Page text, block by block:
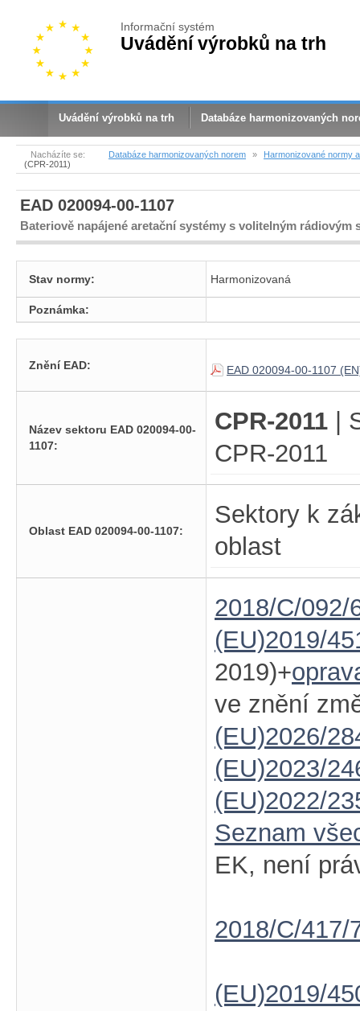
Informační systém
Uvádění výrobků na trh
Uvádění výrobků na trh Databáze harmonizovaných
Nacházíte se: Databáze harmonizovaných norem »
Harmonizované normy
(CPR-2011)
EAD 020094-00-1107
Bateriově napájené aretační systémy s volitelným rádiovým
Stav normy: Harmonizovaná
Poznámka:
Znění EAD: EAD 020094-00-1107
Název sektoru EAD 020094-00-
1107:
CPR-2011 |
CPR-2011
Oblast EAD 020094-00-1107:
Sektory k
oblast
2018/C/092/
(EU)2019/
2019)+
ve znění
(EU)2026/
(EU)2023/
(EU)2022/
Seznam
EK, není
2018/C/417/
(EU)2019/